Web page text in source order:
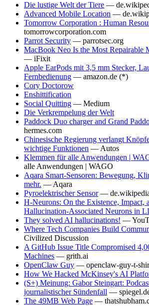
Die lustige Welt der Tiere —
Advanced Mobile Location —
Tomorrow Corporation : Human
tomorrowcorporation.com
Parrot Security — parrotsec.org
MacBook Neo Is the Most Repairable
— iFixit
Apple EarPods mit 3,5 mm Stecker,
Fernbedienung — amazon.de (*)
Cory Doctorow
Enshittification
Social Quitting — Medium
Die Verkrempelung der Welt
Paddock Duo charger and Grand
hermes.com
Chinesische Regierung verlangt
wichtige Funktionen — Autos
Klemmen für alle Anwendungen |
alle Anwendungen | WAGO
Aqara Smart-Sensoren: Bewegung,
mehr. — Aqara
Pyroelektrischer Sensor—
H-Neurons: On the Existence, Impact,
Hallucination-Associated Neurons in
They solved AI hallucinations! —
Where Tech Companies Build
Civilized Discussion
A GitHub Issue Title Compromised
Machines — grith.ai
OpenClaw Guy — openclaw-guy-t-
How We Hacked McKinsey's AI
(S+) Meinung: Gabor Steingart:
journalistischer Sündenfall —
The 49MB Web Page —